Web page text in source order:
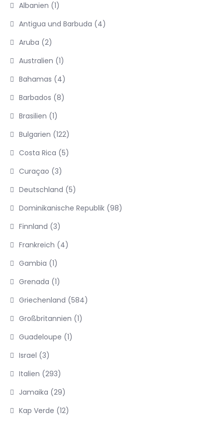
Albanien (1)
Antigua und Barbuda (4)
Aruba (2)
Australien (1)
Bahamas (4)
Barbados (8)
Brasilien (1)
Bulgarien (122)
Costa Rica (5)
Curaçao (3)
Deutschland (5)
Dominikanische Republik (98)
Finnland (3)
Frankreich (4)
Gambia (1)
Grenada (1)
Griechenland (584)
Großbritannien (1)
Guadeloupe (1)
Israel (3)
Italien (293)
Jamaika (29)
Kap Verde (12)